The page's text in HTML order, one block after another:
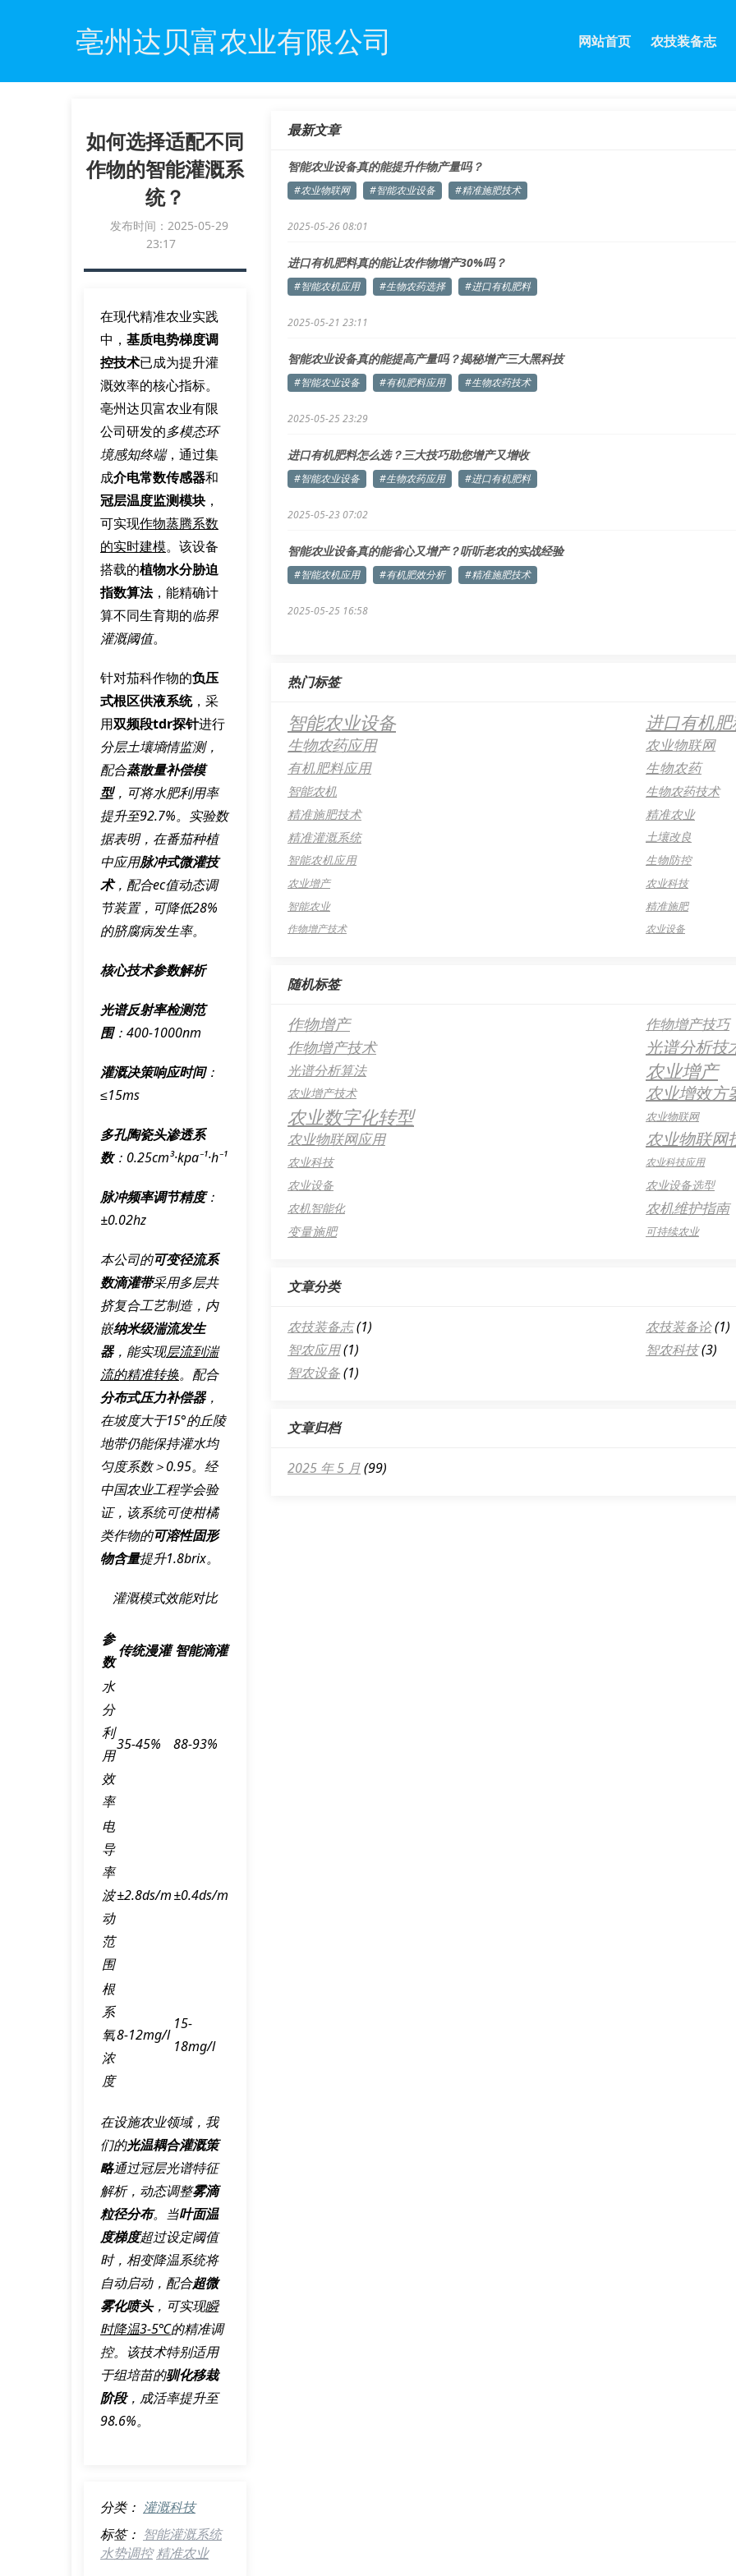
亳州达贝富农业有限公司 网站首页 农技装备志
如何选择适配不同
作物的智能灌溉系
统？
发布时间：2025-05-29
23:17
在现代精准农业实践
中， 基质电势梯度调
控技术已成为提升灌
溉效率的核心指标。
亳州达贝富农业有限
公司研发的多模态环
境感知终端，通过集
成介电常数传感器和
冠层温度监测模块 ，
可实现作物蒸腾系数
的实时建模。该设备
搭载的植物水分胁迫
指数算法，能精确计
算不同生育期的临界
灌溉阈值。
针对茄科作物的负压
式根区供液系统，采
用双频段tdr探针进行
分层土壤墒情监测，
配合蒸散量补偿模
型，可将水肥利用率
提升至92.7%。实验数
据表明，在番茄种植
中应用脉冲式微灌技
术，配合ec值动态调
节装置，可降低28%
的脐腐病发生率。
核心技术参数解析
光谱反射率检测范
围：400-1000nm
灌溉决策响应时间：
≤15ms
多孔陶瓷头渗透系
数：0.25cm³·kpa⁻¹·h⁻¹
脉冲频率调节精度：
±0.02hz
本公司的可变径流系
数滴灌带采用多层共
挤复合工艺制造，内
嵌纳米级湍流发生
器，能实现层流到湍
流的精准转换。配合
分布式压力补偿器，
在坡度大于15°的丘陵
地带仍能保持灌水均
匀度系数＞0.95。经
中国农业工程学会验
证，该系统可使柑橘
类作物的可溶性固形
物含量提升1.8brix。
灌溉模式效能对比
参
数
传统漫灌 智能滴灌
水
分
利
用
效
率
35-45% 88-93%
电
导
率
波
动
范
围
±2.8ds/m±0.4ds/m
根
系
氧
浓
度
8-12mg/l
15-
18mg/l
在设施农业领域，我
们的光温耦合灌溉策
略通过冠层光谱特征
解析，动态调整雾滴
粒径分布。当叶面温
度梯度超过设定阈值
时， 相变降温系统将
自动启动，配合超微
雾化喷头，可实现瞬
时降温3-5℃的精准调
控。该技术特别适用
于组培苗的驯化移栽
阶段，成活率提升至
98.6%。
分类： 灌溉科技
标签： 智能灌溉系统
水势调控精准农业
最新文章
智能农业设备真的能提升作物产量吗？
#农业物联网 #智能农业设备 #精准施肥技术
2025-05-26 08:01
进口有机肥料真的能让农作物增产30%吗？
#智能农机应用 #生物农药选择 #进口有机肥料
2025-05-21 23:11
智能农业设备真的能提高产量吗？揭秘增产三大黑科技
#智能农业设备 #有机肥料应用 #生物农药技术
2025-05-25 23:29
进口有机肥料怎么选？三大技巧助您增产又增收
#智能农业设备 #生物农药应用 #进口有机肥料
2025-05-23 07:02
智能农业设备真的能省心又增产？听听老农的实战经验
#智能农机应用 #有机肥效分析 #精准施肥技术
2025-05-25 16:58
热门标签
智能农业设备 进口有机
生物农药应用
农业物联网
有机肥料应用
生物农药
智能农机
生物农药技术
精准施肥技术
精准农业
精准灌溉系统
土壤改良
智能农机应用
生物防控
农业增产
农业科技
智能农业
精准施肥
作物增产技术 农业设备
随机标签
作物增产 作物增产技巧
作物增产技术 光谱分析技
光谱分析算法 农业增产
农业增产技术 农业增效方
农业数字化转型 农业物联网
农业物联网应用 农业物联网
农业科技 农业科技应用
农业设备
农业设备选型
农机智能化
农机维护指南
变量施肥 可持续农业
文章分类
农技装备志(1) 农技装备论(1)
智农应用(1) 智农科技(3)
智农设备(1)
文章归档
2025 年 5 月(99)